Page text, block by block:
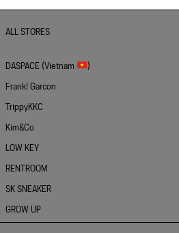
ALL STORES
DASPACE (Vietnam
)
Frank! Garcon
TrippyKKC
Kim&Co
LOW KEY
RENTROOM
SK SNEAKER
GROW UP